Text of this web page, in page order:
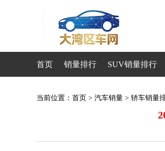
首页 销量排行 SUV销量排行
当前位置： 首页 > 汽车销量 > 轿车销量